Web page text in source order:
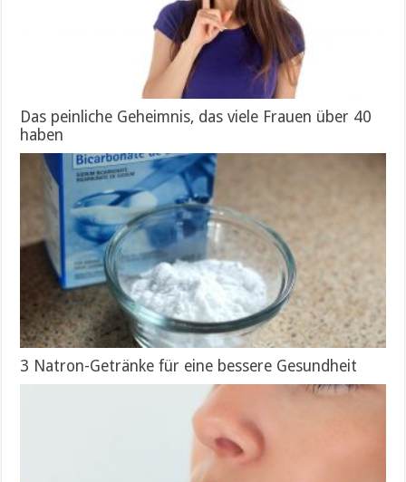
Das peinliche Geheimnis, das viele Frauen über 40
haben
3 Natron-Getränke für eine bessere Gesundheit